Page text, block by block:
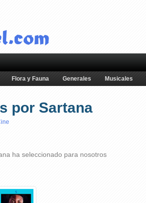
Flora y Fauna Generales Musicales
por Sartana
ha seleccionado para nosotros